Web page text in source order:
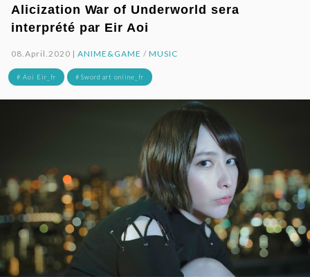
Alicization War of Underworld sera
interprété par Eir Aoi
08.April.2020 |ANIME&GAME / MUSIC
# Aoi Eir_fr # Sword art online_fr